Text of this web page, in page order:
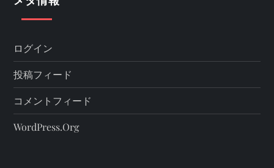
ログイン
投稿フィード
コメントフィード
WordPress.org